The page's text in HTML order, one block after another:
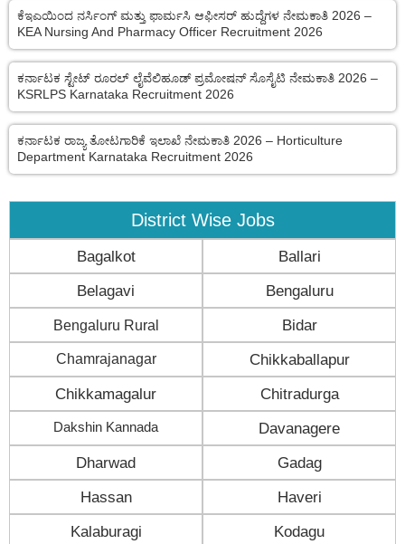
ಕೆಇಎಯಿಂದ ನರ್ಸಿಂಗ್ ಮತ್ತು ಫಾರ್ಮಸಿ ಆಫೀಸರ್ ಹುದ್ದೆಗಳ ನೇಮಕಾತಿ 2026 –
KEA Nursing And Pharmacy Officer Recruitment 2026
ಕರ್ನಾಟಕ ಸ್ಟೇಟ್ ರೂರಲ್ ಲೈವೆಲಿಹೂಡ್ ಪ್ರಮೋಷನ್ ಸೊಸೈಟಿ ನೇಮಕಾತಿ 2026 –
KSRLPS Karnataka Recruitment 2026
ಕರ್ನಾಟಕ ರಾಜ್ಯ ತೋಟಗಾರಿಕೆ ಇಲಾಖೆ ನೇಮಕಾತಿ 2026 – Horticulture
Department Karnataka Recruitment 2026
District Wise Jobs
Bagalkot Ballari
Belagavi Bengaluru
Bengaluru Rural Bidar
Chamrajanagar Chikkaballapur
Chikkamagalur Chitradurga
Dakshin Kannada Davanagere
Dharwad Gadag
Hassan Haveri
Kalaburagi Kodagu